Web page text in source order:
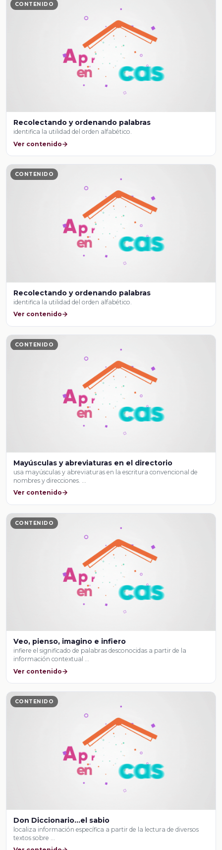
CONTENIDO
Recolectando y ordenando palabras
identifica la utilidad del orden alfabético.
Ver contenido
CONTENIDO
Recolectando y ordenando palabras
identifica la utilidad del orden alfabético.
Ver contenido
CONTENIDO
Mayúsculas y abreviaturas en el directorio
usa mayúsculas y abreviaturas en la escritura convencional de
nombres y direcciones. …
Ver contenido
CONTENIDO
Veo, pienso, imagino e infiero
infiere el significado de palabras desconocidas a partir de la
información contextual …
Ver contenido
CONTENIDO
Don Diccionario…el sabio
localiza información específica a partir de la lectura de diversos
textos sobre …